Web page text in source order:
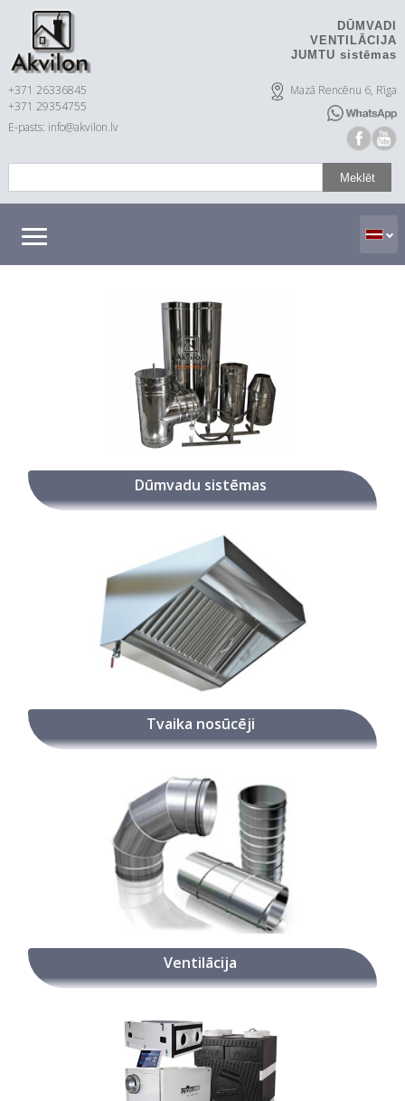
DŪMVADI
VENTILĀCIJA
JUMTU sistēmas
+371 26336845
+371 29354755
E-pasts: info@akvilon.lv
Mazā Rencēnu 6, Rīga
Dūmvadu sistēmas
Tvaika nosūcēji
Ventilācija